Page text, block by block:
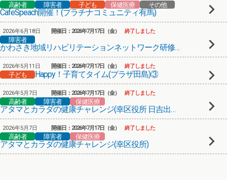
高齢者 障害者 子ども 保健医療 その他
CafeSpeach開催！(プラチナコミュニティ有馬)
2026年6月18日
障害者
かわさき地域リハビリテーションネットワーク研修会
開催日：2026年7月17日（金） 終了しました
2026年5月11日
子ども Happy！子育てタイム(プラザ田島)③
開催日：2026年7月17日（金） 終了しました
2026年5月7日
高齢者 障害者 保健医療
アタマとカラダの健康チャレンジ(幸区役所 日吉出張所)
開催日：2026年7月17日（金） 終了しました
2026年5月7日
高齢者 障害者 保健医療
アタマとカラダの健康チャレンジ(幸区役所)
開催日：2026年7月17日（金） 終了しました